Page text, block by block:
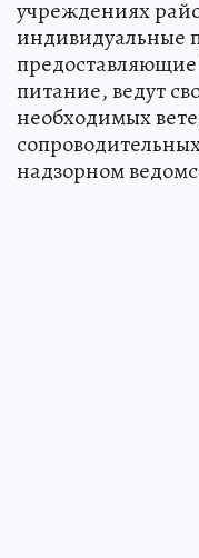
учреждениях
индивидуальные
предоставляющие
питание, ведут
необходимых
надзорном